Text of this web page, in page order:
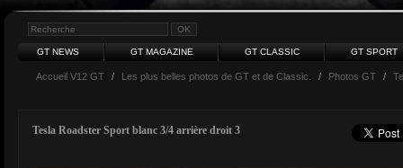
GT NEWS GT MAGAZINE GT CLASSIC GT SPORT
Accueil V12 GT / Les plus belles photos de GT et de Classic. / Photos GT /
Tesla Roadster Sport blanc 3/4 arrière droit 3